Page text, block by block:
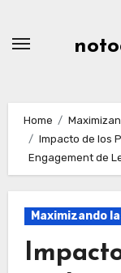
Home
Impacto de los
Engagement de
Maximizando